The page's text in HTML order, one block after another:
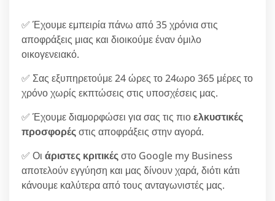
✅ Έχουμε εμπειρία πάνω από 35 χρόνια στις
αποφράξεις μιας και διοικούμε έναν όμιλο
οικογενειακό.
✅ Σας εξυπηρετούμε 24 ώρες το 24ωρο 365 μέρες το
χρόνο χωρίς εκπτώσεις στις υποσχέσεις μας.
✅ Έχουμε διαμορφώσει για σας τις πιοελκυστικές
προσφορέςστις αποφράξεις στην αγορά.
✅ Οι άριστες κριτικέςστο Google my Business
αποτελούν εγγύηση και μας δίνουν χαρά, διότι κάτι
κάνουμε καλύτερα από τους ανταγωνιστές μας.